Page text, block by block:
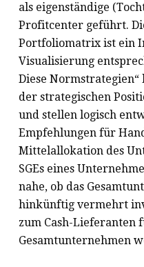
als eigenständige
Profitcenter geführt.
Portfoliomatrix ist ein
Visualisierung
Diese Normstrategien“
der strategischen
und stellen logisch
Empfehlungen für
Mittelallokation des
SGEs eines
nahe, ob das
hinkünftig vermehrt
zum Cash-Lieferanten
Gesamtunternehmen